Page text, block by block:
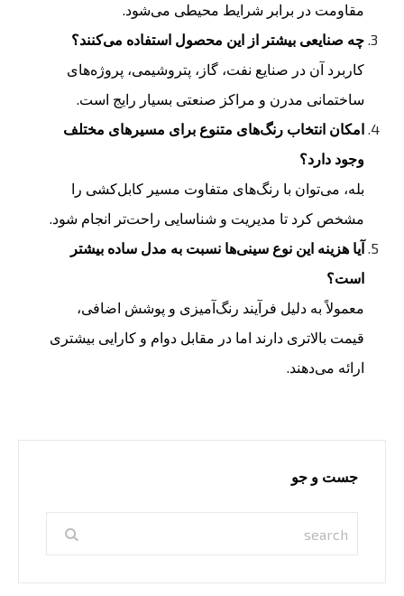
مقاومت در برابر شرایط محیطی می‌شود.
چه صنایعی بیشتر از این محصول استفاده می‌کنند؟
کاربرد آن در صنایع نفت، گاز، پتروشیمی، پروژه‌های
ساختمانی مدرن و مراکز صنعتی بسیار رایج است.
امکان انتخاب رنگ‌های متنوع برای مسیرهای مختلف
وجود دارد؟
بله، می‌توان با رنگ‌های متفاوت مسیر کابل‌کشی را
مشخص کرد تا مدیریت و شناسایی راحت‌تر انجام شود.
آیا هزینه این نوع سینی‌ها نسبت به مدل ساده بیشتر
است؟
معمولاً به دلیل فرآیند رنگ‌آمیزی و پوشش اضافی،
قیمت بالاتری دارند اما در مقابل دوام و کارایی بیشتری
ارائه می‌دهند.
جست و جو